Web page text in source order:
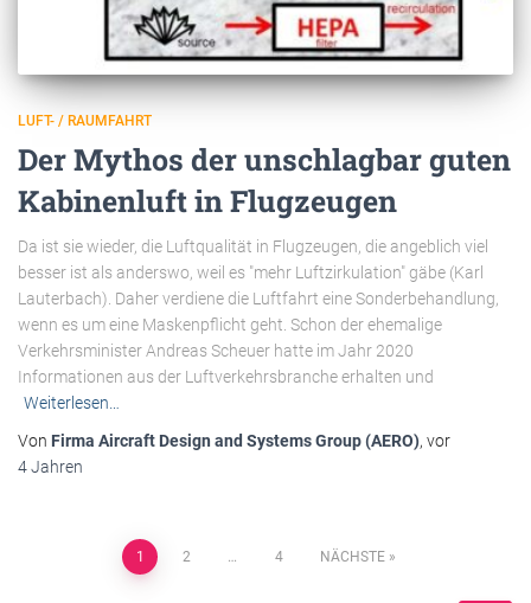
LUFT- / RAUMFAHRT
Der Mythos der unschlagbar guten
Kabinenluft in Flugzeugen
Da ist sie wieder, die Luftqualität in Flugzeugen, die angeblich viel
besser ist als anderswo, weil es "mehr Luftzirkulation" gäbe (Karl
Lauterbach). Daher verdiene die Luftfahrt eine Sonderbehandlung,
wenn es um eine Maskenpflicht geht. Schon der ehemalige
Verkehrsminister Andreas Scheuer hatte im Jahr 2020
Informationen aus der Luftverkehrsbranche erhalten und
Weiterlesen…
Von Firma Aircraft Design and Systems Group (AERO), vor
4 Jahren
Beitragsnavigation
1 2 … 4 NÄCHSTE